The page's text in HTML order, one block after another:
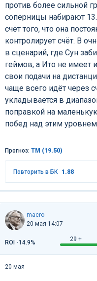
против более сильной
соперницы набирают
счёт того, что она
контролирует счёт. В
в сценарий, где Сун
геймов, а Ито не имеет
свои подачи на
чаще всего идёт через
укладывается в
поправкой на
побед над этим
Прогноз: ТМ (19.50)
Повторить в БК 1.88
macro
20 мая 14:07
29 +
ROI -14.9%
20 мая